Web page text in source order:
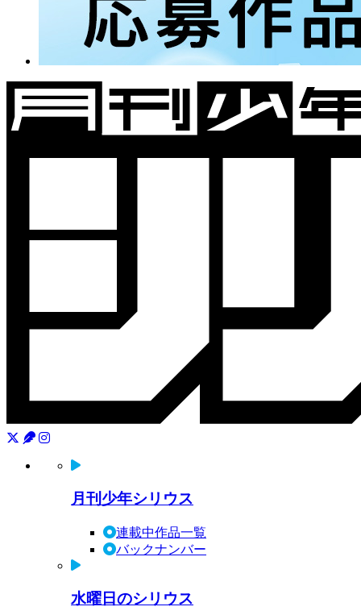
月刊少年シリウス
連載中作品一覧
バックナンバー
水曜日のシリウス